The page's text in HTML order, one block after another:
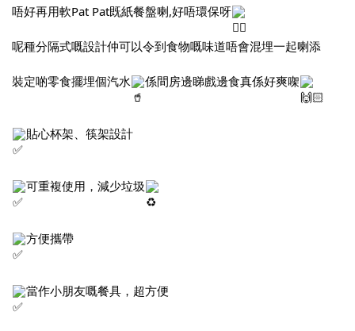
唔好再用軟Pat Pat既紙餐盤喇,好唔環保呀
呢種分隔式嘅設計仲可以令到食物嘅味道唔會混埋一起喇添
裝定啲零食擺埋個汽水 係間房邊睇戲邊食真係好爽㗎
貼心杯架、筷架設計
可重複使用，減少垃圾
方便攜帶
當作小朋友嘅餐具，超方便